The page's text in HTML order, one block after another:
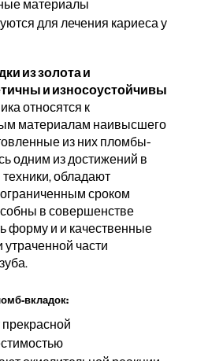
материалы
для лечения кариеса у
из золота и
и износоустойчивы
относятся к
материалам наивысшего
из них пломбы-
одним из достижений в
обладают
сроком
в совершенстве
форму и и качественные
утраченной части
вкладок: